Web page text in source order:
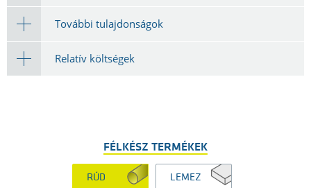
További tulajdonságok
Relatív költségek
FÉLKÉSZ TERMÉKEK
RÚD LEMEZ